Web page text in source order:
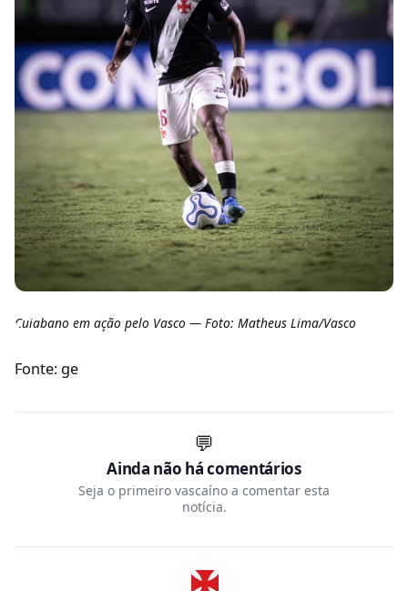
Cuiabano em ação pelo Vasco — Foto: Matheus Lima/Vasco
Fonte: ge
💬
Ainda não há comentários
Seja o primeiro vascaíno a comentar esta
notícia.